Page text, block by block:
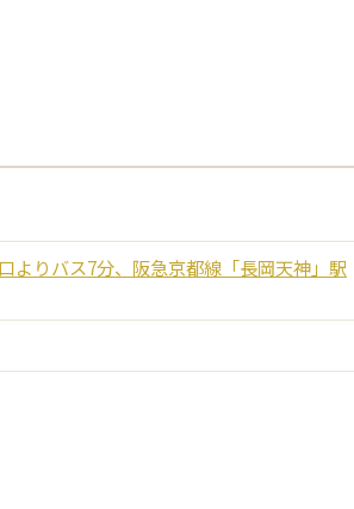
よりバス7分、阪急京都線「長岡天神」駅